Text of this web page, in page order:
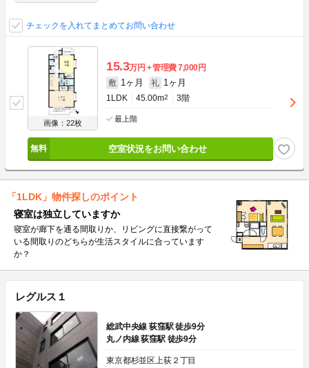
チェックを入れてまとめてお問い合わせ
画像：22枚
15.3万円 管理費7,000円
敷 1ヶ月 礼 1ヶ月
1LDK 45.00m2 3階
最上階
空室状況をお問い合わせ
「1LDK」物件探しのポイント
寝室は独立していますか
寝室が廊下を通る間取りか、リビングに直接繋がって
いる間取りのどちらが生活スタイルに合っています
か？
レグルス１
総武中央線 荻窪駅 徒歩9分
丸ノ内線 荻窪駅 徒歩9分
東京都杉並区上荻２丁目